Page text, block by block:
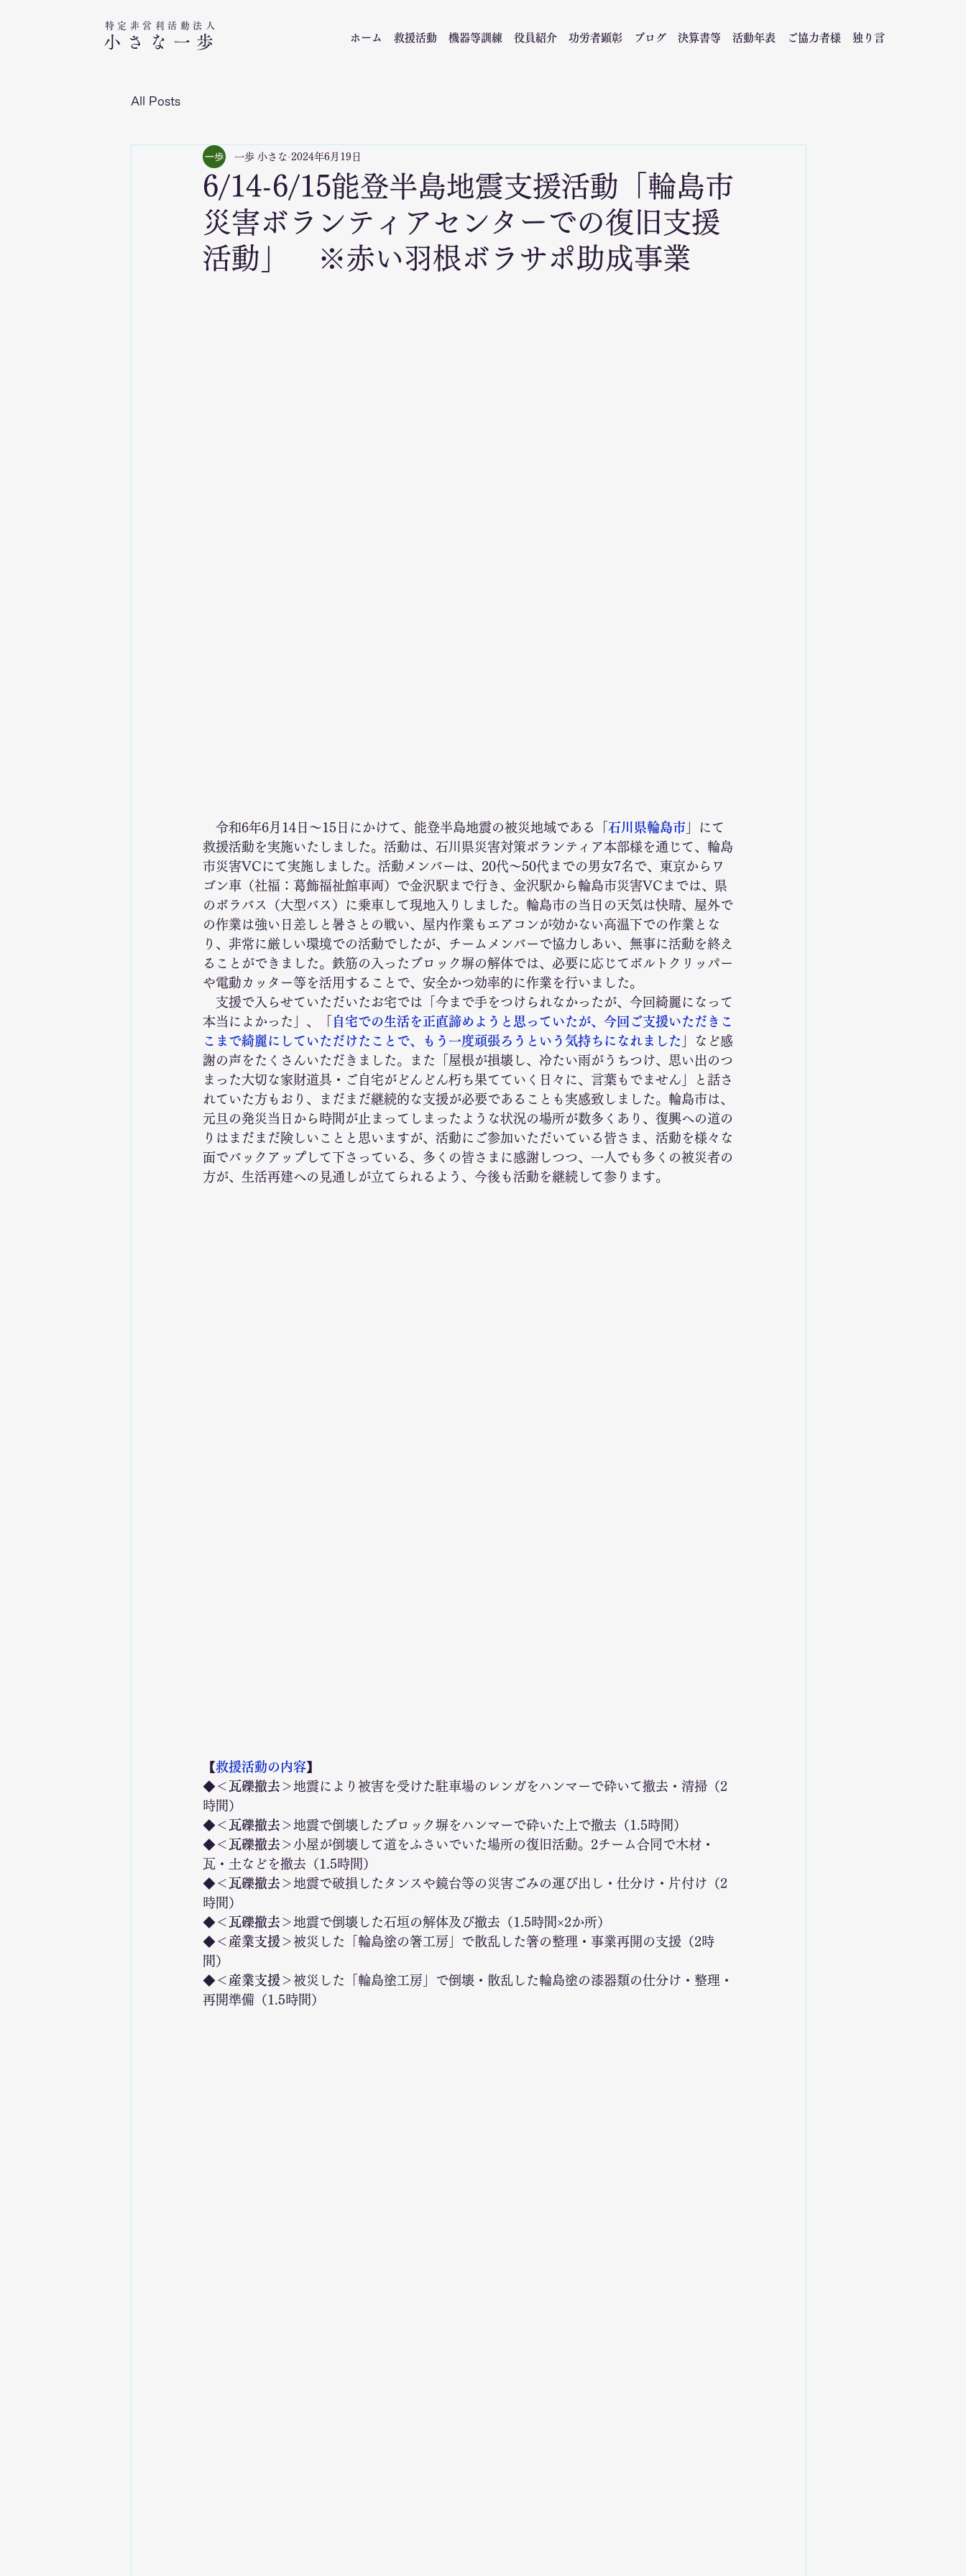
特定非営利活動法人​
小さな一歩 ホーム 救援活動 機器等訓練 役員紹介 功労者顕彰 ブログ 決算書等 活動年表 ご協力者様 独り言
All Posts
6/14-6/15能登半島地震支援活動「輪島市
災害ボランティアセンターでの復旧支援
活動」 ※赤い羽根ボラサポ助成事業
一歩 小さな 2024年6月19日
令和6年6月14日～15日にかけて、能登半島地震の被災地域である「 石川県輪島市 」にて
救援活動を実施いたしました。活動は、石川県災害対策ボランティア本部様を通じて、輪島
市災害VCにて実施しました。活動メンバーは、20代～50代までの男女7名で、東京からワ
ゴン車（社福：葛飾福祉館車両）で金沢駅まで行き、金沢駅から輪島市災害VCまでは、県
のボラバス（大型バス）に乗車して現地入りしました。輪島市の当日の天気は快晴、屋外で
の作業は強い日差しと暑さとの戦い、屋内作業もエアコンが効かない高温下での作業とな
り、非常に厳しい環境での活動でしたが、チームメンバーで協力しあい、無事に活動を終え
ることができました。鉄筋の入ったブロック塀の解体では、必要に応じてボルトクリッパー
や電動カッター等を活用することで、安全かつ効率的に作業を行いました。
支援で入らせていただいたお宅では「今まで手をつけられなかったが、今回綺麗になって
本当によかった」、「
自宅での生活を正直諦めようと思っていたが、今回ご支援いただきこ
こまで綺麗にしていただけたことで、もう一度頑張ろうという気持ちになれました
」など感
謝の声をたくさんいただきました。また「屋根が損壊し、冷たい雨がうちつけ、思い出のつ
まった大切な家財道具・ご自宅がどんどん朽ち果てていく日々に、言葉もでません」と話さ
れていた方もおり、まだまだ継続的な支援が必要であることも実感致しました。輪島市は、
元旦の発災当日から時間が止まってしまったような状況の場所が数多くあり、復興への道の
りはまだまだ険しいことと思いますが、活動にご参加いただいている皆さま、活動を様々な
面でバックアップして下さっている、多くの皆さまに感謝しつつ、一人でも多くの被災者の
方が、生活再建への見通しが立てられるよう、今後も活動を継続して参ります。
【救援活動の内容】
◆＜瓦礫撤去＞地震により被害を受けた駐車場のレンガをハンマーで砕いて撤去・清掃（2
時間）
◆＜瓦礫撤去＞地震で倒壊したブロック塀をハンマーで砕いた上で撤去（1.5時間）
◆＜瓦礫撤去＞小屋が倒壊して道をふさいでいた場所の復旧活動。2チーム合同で木材・
瓦・土などを撤去（1.5時間）
◆＜瓦礫撤去＞地震で破損したタンスや鏡台等の災害ごみの運び出し・仕分け・片付け（2
時間）
◆＜瓦礫撤去＞地震で倒壊した石垣の解体及び撤去（1.5時間×2か所）
◆＜産業支援＞被災した「輪島塗の箸工房」で散乱した箸の整理・事業再開の支援（2時
間）
◆＜産業支援＞被災した「輪島塗工房」で倒壊・散乱した輪島塗の漆器類の仕分け・整理・
再開準備（1.5時間）